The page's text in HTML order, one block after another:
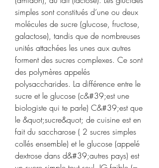
simples sont constitués d’une ou deux
molécules de sucre (glucose, fructose,
galactose), tandis que de nombreuses
unités attachées les unes aux autres
forment des sucres complexes. Ce sont
des polymères appelés
polysaccharides. La différence entre le
sucre et le glucose (c&#39;est une
biologiste qui te parle) C&#39;est que
le &quot;sucre&quot; de cuisine est en
fait du saccharose ( 2 sucres simples
collés ensemble) et le glucose (appelé
dextrose dans d&#39;autres pays) est